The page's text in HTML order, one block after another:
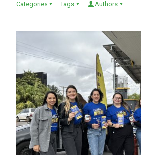
Categories Tags Authors